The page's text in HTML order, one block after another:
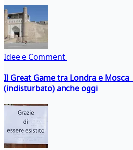
Idee e Commenti
Il Great Game tra Londra e
(indisturbato) anche oggi